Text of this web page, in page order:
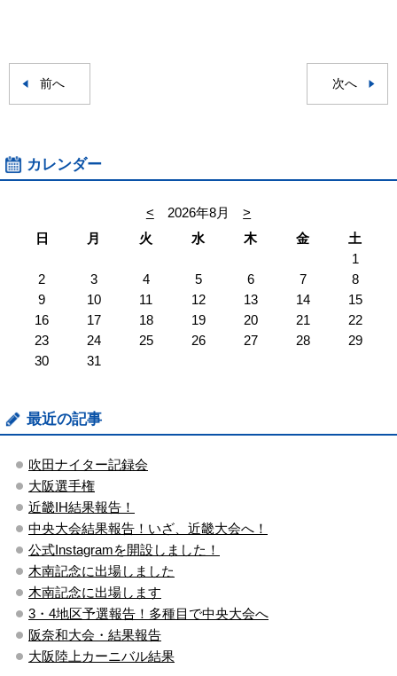
前へ 次へ
カレンダー
< 2026年8月
>
日
月 火 水 木 金
土
1
2
3 4 5 6 7
8
9
10 11 12 13 14
15
16
17 18 19 20 21
22
23
24 25 26 27 28
29
30
31
最近の記事
吹田ナイター記録会
大阪選手権
近畿IH結果報告！
中央大会結果報告！いざ、近畿大会へ！
公式Instagramを開設しました！
木南記念に出場しました
木南記念に出場します
3・4地区予選報告！多種目で中央大会へ
阪奈和大会・結果報告
大阪陸上カーニバル結果